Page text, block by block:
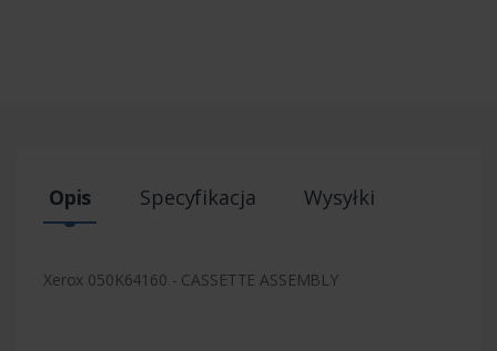
Opis Specyfikacja Wysyłki
Xerox 050K64160 - CASSETTE ASSEMBLY